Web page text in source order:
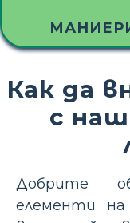
Как да
с
Добрите
елементи на